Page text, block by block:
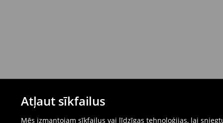
Atļaut sīkfailus
Mēs izmantojam sīkfailus vai līdzīgas tehnoloģijas, lai